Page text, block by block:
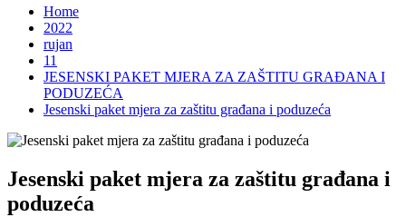
Home
2022
rujan
11
JESENSKI PAKET MJERA ZA ZAŠTITU GRAĐANA I
PODUZEĆA
Jesenski paket mjera za zaštitu građana i poduzeća
Jesenski paket mjera za zaštitu građana i
poduzeća